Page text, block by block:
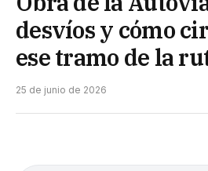
desvíos y cómo
ese tramo de la
25 de junio de 2026